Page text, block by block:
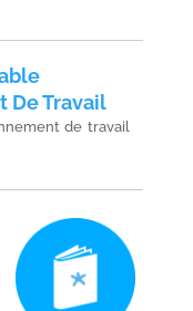
De Travail
de travail